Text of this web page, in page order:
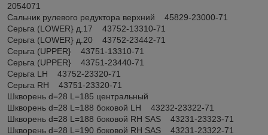
2054071
Сальник рулевого редуктора верхний 45829-23000-71
Серьга (LOWER} д.17 43752-13310-71
Серьга (LOWER} д.20 43752-23442-71
Серьга (UPPER} 43751-13310-71
Серьга (UPPER} 43751-23440-71
Серьга LH 43752-23320-71
Серьга RH 43751-23320-71
Шкворень d=28 L=185 центральный
Шкворень d=28 L=188 боковой LH 43232-23322-71
Шкворень d=28 L=188 боковой RH SAS 43231-23323-71
Шкворень d=28 L=190 боковой RH SAS 43231-23322-71